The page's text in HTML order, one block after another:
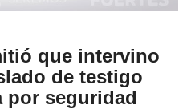
que intervino
de testigo
por seguridad